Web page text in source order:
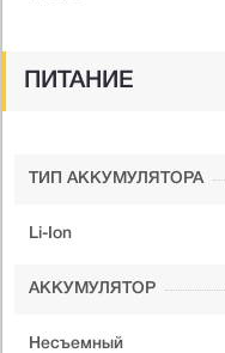
ПИТАНИЕ
ТИП АККУМУЛЯТОРА
Li-Ion
АККУМУЛЯТОР
Несъемный